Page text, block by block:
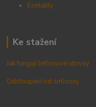
Kontakty
Ke stažení
Jak fungují teflonové ubrusy
Odstoupení od smlouvy